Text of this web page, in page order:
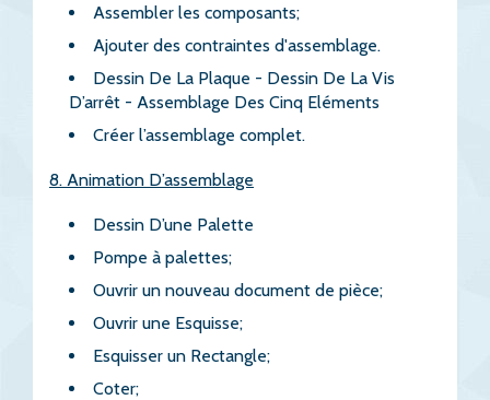
Assembler les composants;
Ajouter des contraintes d'assemblage.
Dessin De La Plaque - Dessin De La Vis
D’arrêt - Assemblage Des Cinq Eléments
Créer l’assemblage complet.
8. Animation D’assemblage
Dessin D’une Palette
Pompe à palettes;
Ouvrir un nouveau document de pièce;
Ouvrir une Esquisse;
Esquisser un Rectangle;
Coter;